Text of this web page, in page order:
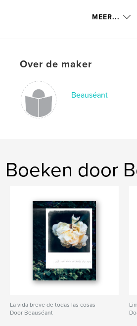
MEER...
Over de maker
Beauséant
Boeken door
La vida breve de todas las cosas
Door Beauséant